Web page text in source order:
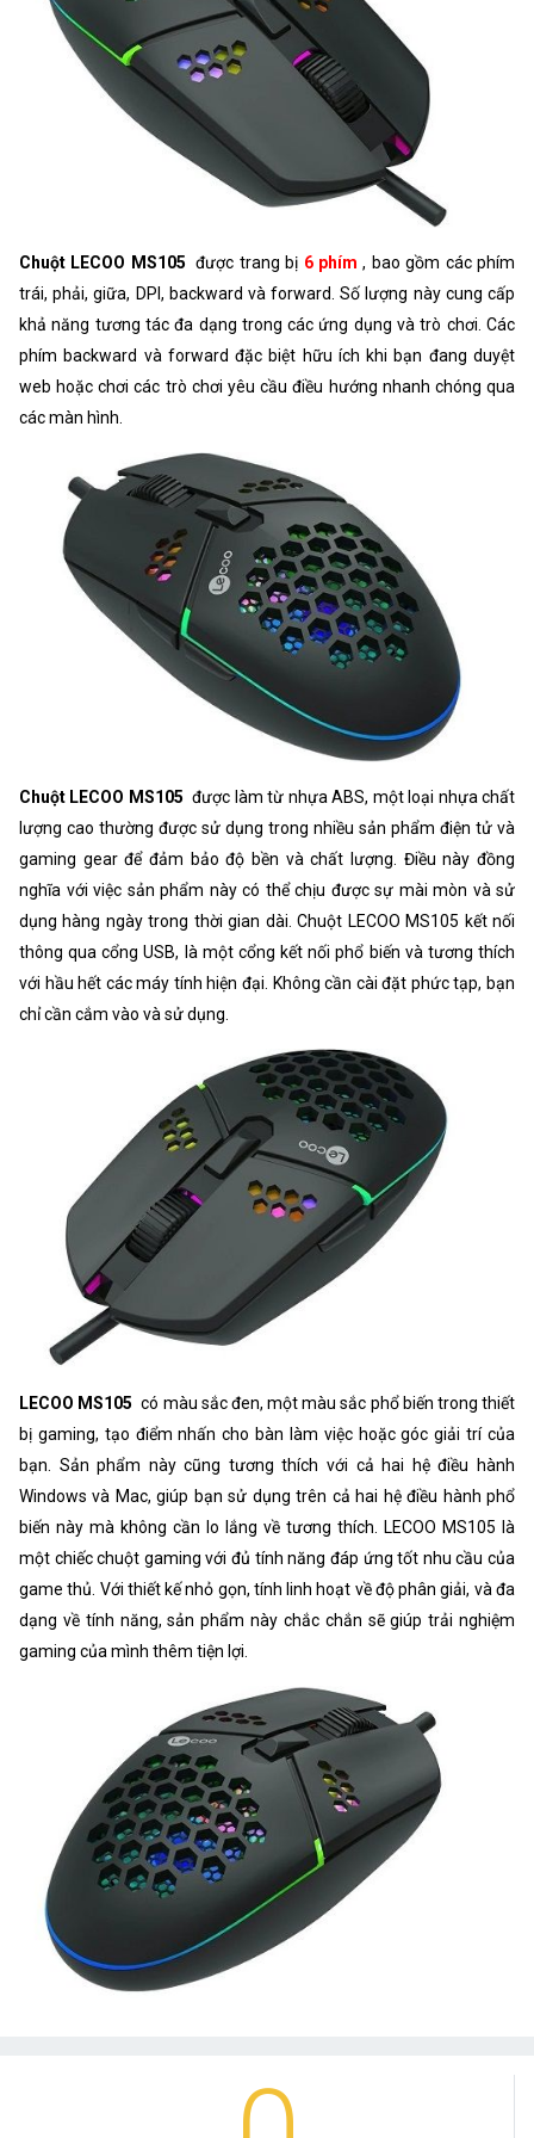
Chuột LECOO MS105 được trang bị 6 phím , bao gồm các phím
trái, phải, giữa, DPI, backward và forward. Số lượng này cung cấp
khả năng tương tác đa dạng trong các ứng dụng và trò chơi. Các
phím backward và forward đặc biệt hữu ích khi bạn đang duyệt
web hoặc chơi các trò chơi yêu cầu điều hướng nhanh chóng qua
các màn hình.
Chuột LECOO MS105 được làm từ nhựa ABS, một loại nhựa chất
lượng cao thường được sử dụng trong nhiều sản phẩm điện tử và
gaming gear để đảm bảo độ bền và chất lượng. Điều này đồng
nghĩa với việc sản phẩm này có thể chịu được sự mài mòn và sử
dụng hàng ngày trong thời gian dài. Chuột LECOO MS105 kết nối
thông qua cổng USB, là một cổng kết nối phổ biến và tương thích
với hầu hết các máy tính hiện đại. Không cần cài đặt phức tạp, bạn
chỉ cần cắm vào và sử dụng.
LECOO MS105 có màu sắc đen, một màu sắc phổ biến trong thiết
bị gaming, tạo điểm nhấn cho bàn làm việc hoặc góc giải trí của
bạn. Sản phẩm này cũng tương thích với cả hai hệ điều hành
Windows và Mac, giúp bạn sử dụng trên cả hai hệ điều hành phổ
biến này mà không cần lo lắng về tương thích. LECOO MS105 là
một chiếc chuột gaming với đủ tính năng đáp ứng tốt nhu cầu của
game thủ. Với thiết kế nhỏ gọn, tính linh hoạt về độ phân giải, và đa
dạng về tính năng, sản phẩm này chắc chắn sẽ giúp trải nghiệm
gaming của mình thêm tiện lợi.